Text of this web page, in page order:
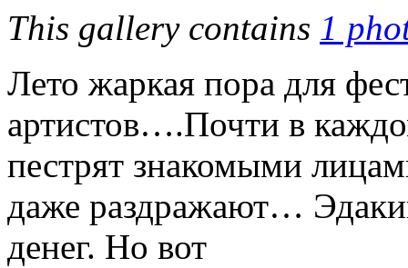
This gallery contains 1
Лето жаркая пора для
артистов….Почти в
пестрят знакомыми
даже раздражают…
денег. Но вот